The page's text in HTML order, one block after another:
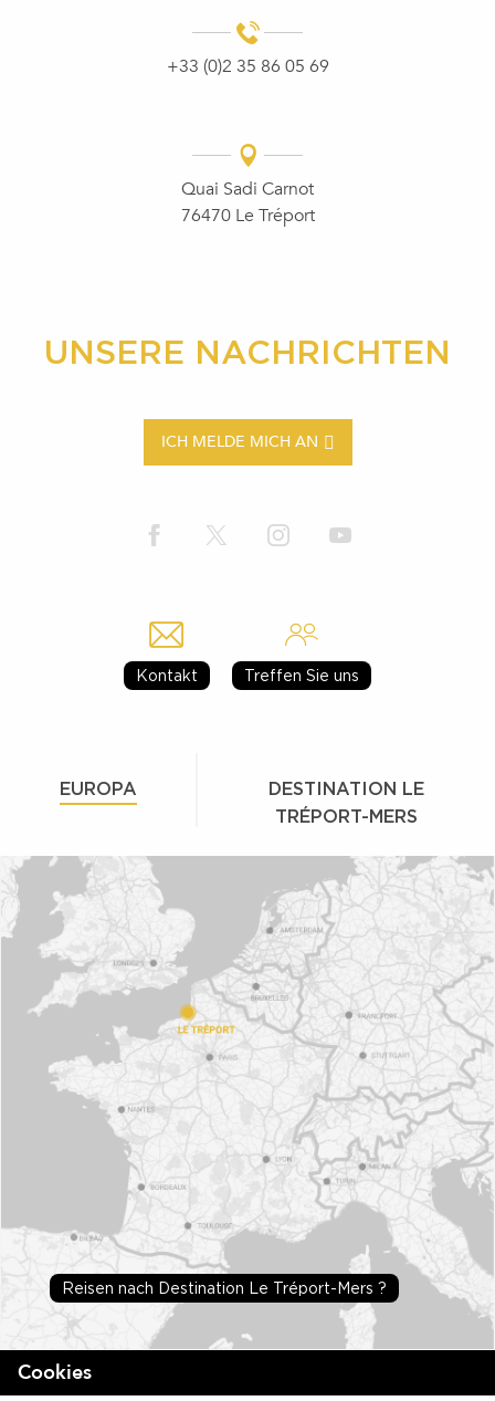
+33 (0)2 35 86 05 69
Quai Sadi Carnot
76470 Le Tréport
UNSERE NACHRICHTEN
ICH MELDE MICH AN
Kontakt Treffen Sie uns
EUROPA
DESTINATION LE
TRÉPORT-MERS
Reisen nach Destination Le Tréport-Mers ?
Cookies